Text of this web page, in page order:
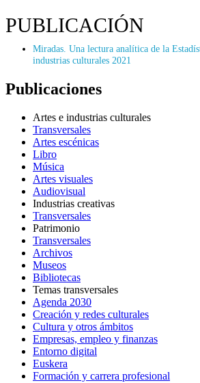
PUBLICACIÓN
Miradas. Una lectura analítica de la
industrias culturales 2021
Publicaciones
Artes e industrias culturales
Transversales
Artes escénicas
Libro
Música
Artes visuales
Audiovisual
Industrias creativas
Transversales
Patrimonio
Transversales
Archivos
Museos
Bibliotecas
Temas transversales
Agenda 2030
Creación y redes culturales
Cultura y otros ámbitos
Empresas, empleo y finanzas
Entorno digital
Euskera
Formación y carrera profesional